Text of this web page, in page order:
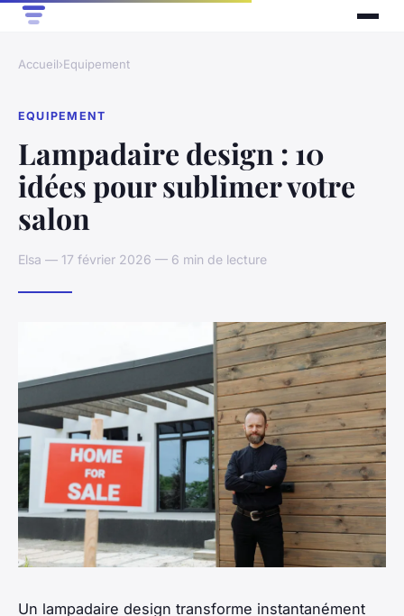
Accueil›Equipement
EQUIPEMENT
Lampadaire design : 10
idées pour sublimer votre
salon
Elsa — 17 février 2026 — 6 min de lecture
Un lampadaire design transforme instantanément